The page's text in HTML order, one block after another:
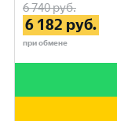
6 740руб.
6 182 руб.
при обмене